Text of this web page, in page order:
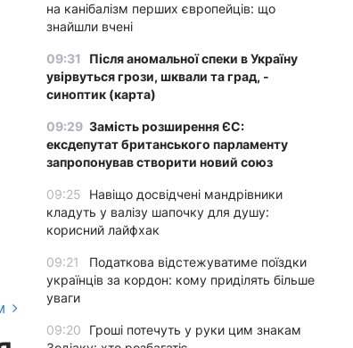
на канібалізм перших європейців: що
знайшли вчені
09:31
Після аномальної спеки в Україну
увірвуться грози, шквали та град, -
синоптик (карта)
09:29 Замість розширення ЄС:
ексдепутат британського парламенту
запропонував створити новий союз
09:25
Навіщо досвідчені мандрівники
кладуть у валізу шапочку для душу:
корисний лайфхак
09:21
Податкова відстежуватиме поїздки
українців за кордон: кому приділять більше
уваги
09:20
Гроші потечуть у руки цим знакам